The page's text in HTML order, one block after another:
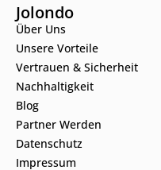
Jolondo
Über Uns
Unsere Vorteile
Vertrauen & Sicherheit
Nachhaltigkeit
Blog
Partner Werden
Datenschutz
Impressum